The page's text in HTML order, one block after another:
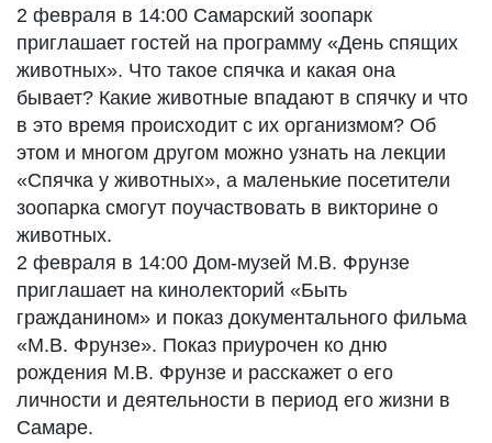
2 февраля в 14:00 Самарский зоопарк
приглашает гостей на программу «День спящих
животных». Что такое спячка и какая она
бывает? Какие животные впадают в спячку и что
в это время происходит с их организмом? Об
этом и многом другом можно узнать на лекции
«Спячка у животных», а маленькие посетители
зоопарка смогут поучаствовать в викторине о
животных.
2 февраля в 14:00 Дом-музей М.В. Фрунзе
приглашает на кинолекторий «Быть
гражданином» и показ документального фильма
«М.В. Фрунзе». Показ приурочен ко дню
рождения М.В. Фрунзе и расскажет о его
личности и деятельности в период его жизни в
Самаре.